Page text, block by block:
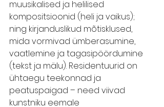
muusikalised ja helilised
kompositsioonid (heli ja vaikus);
ning kirjanduslikud mõtisklused,
mida vormivad ümberasumine,
vaatlemine ja tagasipöördumine
(tekst ja mälu). Residentuurid on
ühtaegu teekonnad ja
peatuspaigad – need viivad
kunstniku eemale